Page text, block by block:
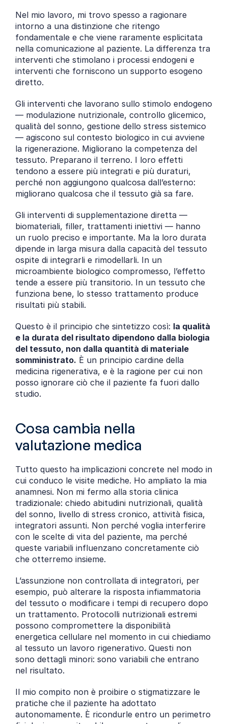
Nel mio lavoro, mi trovo spesso a ragionare
intorno a una distinzione che ritengo
fondamentale e che viene raramente esplicitata
nella comunicazione al paziente. La differenza tra
interventi che stimolano i processi endogeni e
interventi che forniscono un supporto esogeno
diretto.
Gli interventi che lavorano sullo stimolo endogeno
— modulazione nutrizionale, controllo glicemico,
qualità del sonno, gestione dello stress sistemico
— agiscono sul contesto biologico in cui avviene
la rigenerazione. Migliorano la competenza del
tessuto. Preparano il terreno. I loro effetti
tendono a essere più integrati e più duraturi,
perché non aggiungono qualcosa dall’esterno:
migliorano qualcosa che il tessuto già sa fare.
Gli interventi di supplementazione diretta —
biomateriali, filler, trattamenti iniettivi — hanno
un ruolo preciso e importante. Ma la loro durata
dipende in larga misura dalla capacità del tessuto
ospite di integrarli e rimodellarli. In un
microambiente biologico compromesso, l’effetto
tende a essere più transitorio. In un tessuto che
funziona bene, lo stesso trattamento produce
risultati più stabili.
Questo è il principio che sintetizzo così: la qualità
e la durata del risultato dipendono dalla biologia
del tessuto, non dalla quantità di materiale
somministrato. È un principio cardine della
medicina rigenerativa, e è la ragione per cui non
posso ignorare ciò che il paziente fa fuori dallo
studio.
Cosa cambia nella
valutazione medica
Tutto questo ha implicazioni concrete nel modo in
cui conduco le visite mediche. Ho ampliato la mia
anamnesi. Non mi fermo alla storia clinica
tradizionale: chiedo abitudini nutrizionali, qualità
del sonno, livello di stress cronico, attività fisica,
integratori assunti. Non perché voglia interferire
con le scelte di vita del paziente, ma perché
queste variabili influenzano concretamente ciò
che otterremo insieme.
L’assunzione non controllata di integratori, per
esempio, può alterare la risposta infiammatoria
del tessuto o modificare i tempi di recupero dopo
un trattamento. Protocolli nutrizionali estremi
possono compromettere la disponibilità
energetica cellulare nel momento in cui chiediamo
al tessuto un lavoro rigenerativo. Questi non
sono dettagli minori: sono variabili che entrano
nel risultato.
Il mio compito non è proibire o stigmatizzare le
pratiche che il paziente ha adottato
autonomamente. È ricondurle entro un perimetro